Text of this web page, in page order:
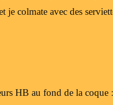
colmate avec des
HB au fond de la coque